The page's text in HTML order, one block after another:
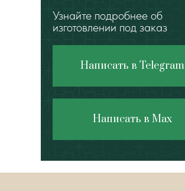
Написать в Telegram
Написать в Max
Узнайте подробнее об
изготовлении под заказ